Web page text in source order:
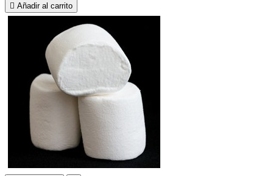
 Añadir al carrito